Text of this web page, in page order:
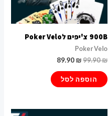
900B צ'יפים לPoker Velo
Poker Velo
99.90₪
89.90 ₪
הוספה לסל